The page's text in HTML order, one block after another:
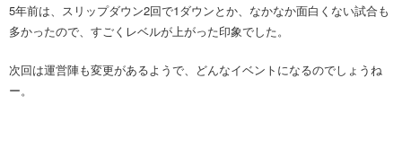
5年前は、スリップダウン2回で1ダウンとか、なかなか面白くない試合も
多かったので、すごくレベルが上がった印象でした。
次回は運営陣も変更があるようで、どんなイベントになるのでしょうね
ー。